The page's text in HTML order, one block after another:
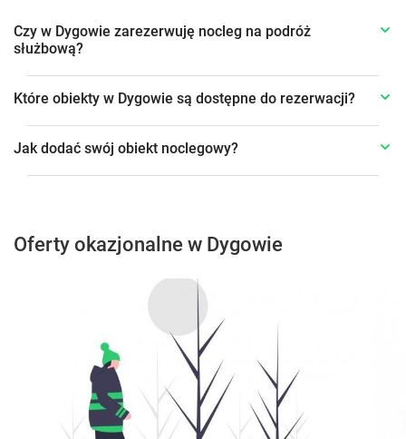
Czy w Dygowie zarezerwuję nocleg na podróż
służbową?
Które obiekty w Dygowie są dostępne do rezerwacji?
Jak dodać swój obiekt noclegowy?
Oferty okazjonalne w Dygowie